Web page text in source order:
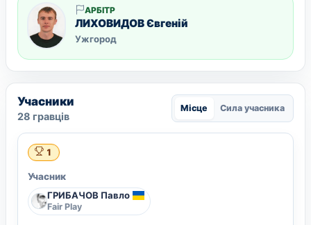
АРБІТР
ЛИХОВИДОВ Євгеній
Ужгород
Учасники
28 гравців
Місце Сила учасника
1
Учасник
ГРИБАЧОВ Павло
Fair Play